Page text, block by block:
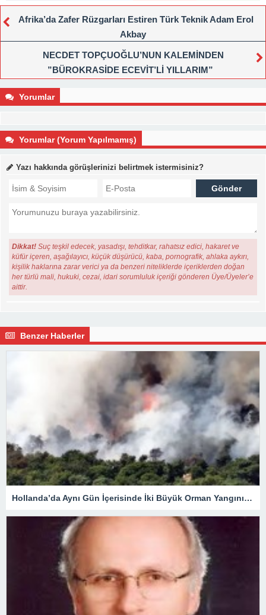
Afrika’da Zafer Rüzgarları Estiren Türk Teknik Adam Erol
Akbay
NECDET TOPÇUOĞLU’NUN KALEMİNDEN
”BÜROKRASİDE ECEVİT’Lİ YILLARIM”
Yorumlar
Yorumlar (Yorum Yapılmamış)
Yazı hakkında görüşlerinizi belirtmek istermisiniz?
Dikkat! Suç teşkil edecek, yasadışı, tehditkar, rahatsız edici, hakaret ve
küfür içeren, aşağılayıcı, küçük düşürücü, kaba, pornografik, ahlaka aykırı,
kişilik haklarına zarar verici ya da benzeri niteliklerde içeriklerden doğan
her türlü mali, hukuki, cezai, idari sorumluluk içeriği gönderen Üye/Üyeler’e
aittir.
Benzer Haberler
Hollanda’da Aynı Gün İçerisinde İki Büyük Orman Yangını Çıktı.